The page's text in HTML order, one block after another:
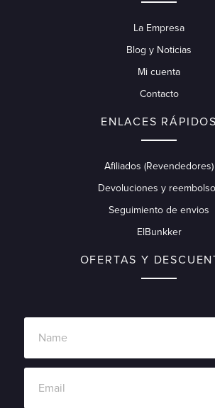
La Empresa
Blog y Noticias
Mi cuenta
Contacto
ENLACES RÁPIDOS
Afiliados (Revendedores)
Devoluciones y
Seguimiento de envios
ElBunkker
OFERTAS Y